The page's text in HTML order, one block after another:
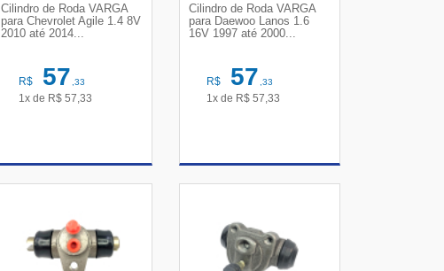
Cilindro de Roda VARGA
para Chevrolet Agile 1.4 8V
2010 até 2014...
R$ 57,33
1x de R$ 57,33
Cilindro de Roda VARGA
para Daewoo Lanos 1.6
16V 1997 até 2000...
R$ 57,33
1x de R$ 57,33